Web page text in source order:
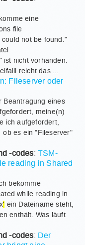
eine
file
could not be found."
nicht vorhanden.
reicht das ...
Fileserver oder
Beantragung eines
meine(n)
ich aufgefordert,
es ein "Fileserver"
-codes:TSM-
reading in Shared
bekomme
while reading in
' ein Dateiname steht,
enthält. Was läuft
-codes: Der